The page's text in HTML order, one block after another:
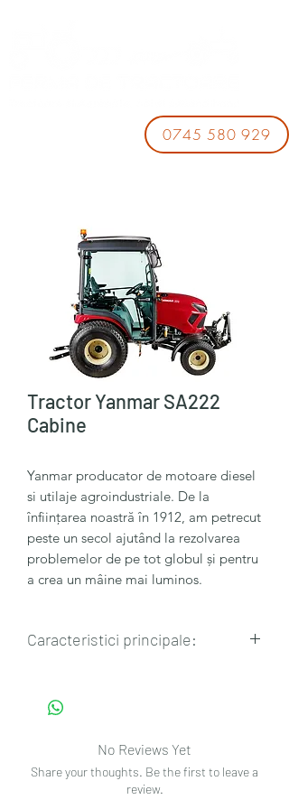
0745 580 929
Tractor Yanmar SA222
Cabine
Yanmar producator de motoare diesel
si utilaje agroindustriale. De la
înființarea noastră în 1912, am petrecut
peste un secol ajutând la rezolvarea
problemelor de pe tot globul și pentru
a crea un mâine mai luminos.
Caracteristici principale:
🔸Puterea motorului: 16,1 kW / 22.0
CP
🔸Tip transmisie: Hidrostatic
🔸Sistem de franare: Disc de frână
No Reviews Yet
Share your thoughts. Be the first to leave a
review.